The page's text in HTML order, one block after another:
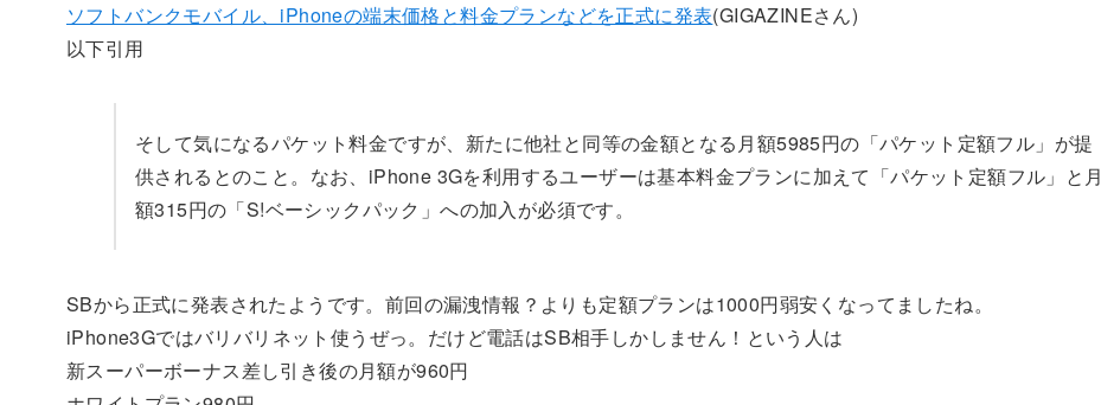
ソフトバンクモバイル、iPhoneの端末価格と料金プランなどを正式に発表(GIGAZINEさん)
以下引用
そして気になるパケット料金ですが、新たに他社と同等の金額となる月額5985円の「パケット定額フル」が提
供されるとのこと。なお、iPhone 3Gを利用するユーザーは基本料金プランに加えて「パケット定額フル」と月
額315円の「S!ベーシックパック」への加入が必須です。
SBから正式に発表されたようです。前回の漏洩情報？よりも定額プランは1000円弱安くなってましたね。
iPhone3Gではバリバリネット使うぜっ。だけど電話はSB相手しかしません！という人は
新スーパーボーナス差し引き後の月額が960円